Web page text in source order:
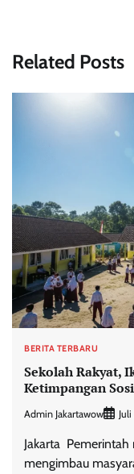
Related Posts
BERITA TERBARU
Sekolah Rakyat,
Ketimpangan
Admin Jakartawow
Jakarta 
mengimbau